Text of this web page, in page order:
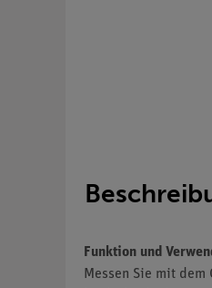
Funktion und
Messen Sie mit dem